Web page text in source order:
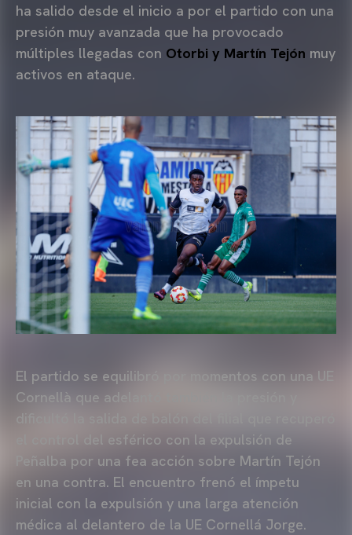
ha salido desde el inicio a por el partido con una
presión muy avanzada que ha provocado
múltiples llegadas con Otorbi y Martín Tejón muy
activos en ataque.
El partido se equilibró por momentos con una UE
Cornellà que adelantó también la presión y
dificultó la salida de balón del filial que recuperó
el control del esférico con la expulsión de
Peñalba por una fea acción sobre Martín Tejón
en una contra. El encuentro frenó el ímpetu
inicial con la expulsión y una larga atención
médica al delantero de la UE Cornellá Jorge.